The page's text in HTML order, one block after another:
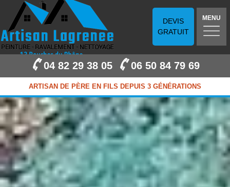
DEVIS
GRATUIT
MENU
04 82 29 38 05 06 50 84 79 69
ARTISAN DE PÈRE EN FILS DEPUIS 3 GÉNÉRATIONS